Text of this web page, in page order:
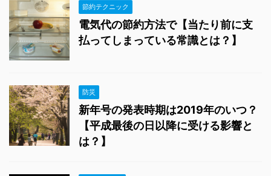
節約テクニック
電気代の節約方法で【当たり前に支
払ってしまっている常識とは？】
防災
新年号の発表時期は2019年のいつ？
【平成最後の日以降に受ける影響と
は？】